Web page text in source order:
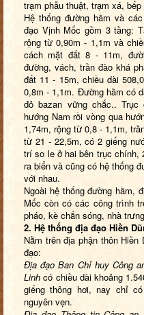
trạm phẫu thuật, trạm xá,
Hệ thống đường hầm và
đạo Vịnh Mốc gồm 3 tầng:
rộng từ 0,90m - 1,1m và
cách mặt đất 8 - 11m,
đường, vách, trần đào khá
đất 11 - 15m, chiều dài
0,8m - 1,1m. Đường hầm có
đỏ bazan vững chắc..
hướng Nam rồi vòng qua
1,74m, rộng từ 0,8 - 1,1m,
từ 21 - 22,5m, có 2 giếng
trí so le ở hai bên trục chính,
ra biển và cũng có hệ thống
với nhau.
Ngoài hệ thống đường hầm,
Mốc còn có các công trình
pháo, kè chắn sóng, nhà
2. Hệ thống địa đạo Hiền
Nằm trên địa phận thôn
đạo:
Địa đạo Ban Chỉ huy Công
Linh có chiều dài khoảng
giếng thông hơi, nay chỉ
nguyên vẹn.